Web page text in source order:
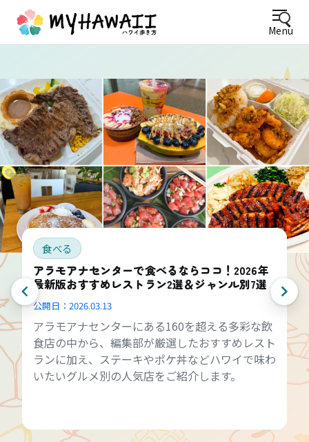
Menu
食べる
アラモアナセンターで食べるならココ！2026年
最新版おすすめレストラン2選＆ジャンル別7選
公開日： 2026.03.13
アラモアナセンターにある160を超える多彩な飲
食店の中から、編集部が厳選したおすすめレスト
ランに加え、ステーキやポケ丼などハワイで味わ
いたいグルメ別の人気店をご紹介します。